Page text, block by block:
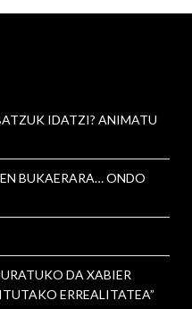
IDATZI? ANIMATU
BUKAERARA… ONDO
DA XABIER
ERREALITATEA”